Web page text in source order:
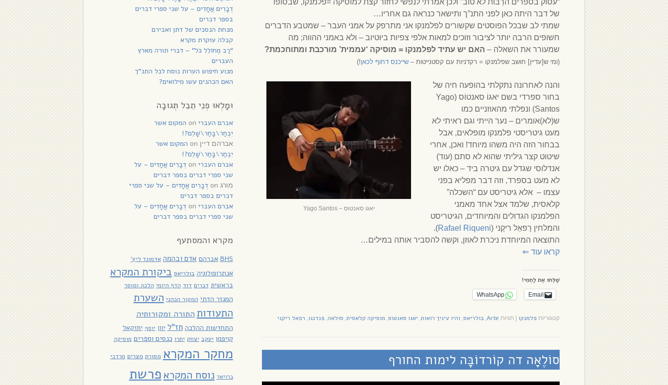
“עסוֹק בספרים הרְבּוֹת לא טוב” ולכן אמרתי לנפשי לחזור קצת למוסיקה =פלמנקו, שבסופו
של דבר היתה כאן לפני התנ”ך ותישאר כנראה גם אחריו…
שמתי לב שבכל הפוסטים שקשורים לפלמנקו אני מתרפק על אמני העבר – שמטבע הדברים
חשופים הרבה יותר לציבור וזוכים למאות אלפי צפיות ביוטיוב – ולא באמני ההווה; מה
שמעורר את השאלה – האם יש עתיד לפלמנקו = מוסיקה ‘עממית’ מורכבת ומתוחכמת?
(ומי ש[עדיין] חושב שפלמנקו = רקדניות עם קסטנייטות – שייכנס דחוף לכאן!)
יאגו סאנטוס – Yago Santos
והנה לאחרונה נתקלתי בהופעה חיה של
בחור ספרדי בשם יאגוֹ סאנטוֹס (Yago
Santos) ונפלתי מהאוזניים כמו
ש(לא)אומרים – נער הייתי וגם ראיתי לא
מעט גיטריסטי פלמנקו מופלאים, אבל
בבחור הזה היה משהו מיוחד! ואכן, אחרי
שיטוט קצר גיליתי שהוא לא סתם (עוד)
אנדלוסי שגדל עם גיטרה ביד – כאלו יש
לא מעט בספרד, וזה דבר מפליא בפני
עצמו – אלא גיטריסט עם “השכלה”
קלאסית, שלמד אצל אחד מאמני
הפלמנקו הגדולים והמיוחדים, הגיטריסט
והמלחין רָפאֵל ריקֶני (Rafael Riqueni
).
התוצאה המיוחדת ניכרת לאוזן, וקשה להסביר אותה במילים…
קראו עוד ⇐
שַׁלְּחוּ אֶת לַחְמִי!
Email
WhatsApp
קטגוריות פלמנקו תגיות Arte
, בולריאס, והיו עיניך רואות, יאגו סאנטוס, מוסיקה קלאסית, סולאה, פנדנגו, רפאל ריקני
סוֹלֶאָה דה קוֹרדוֹבָּה לימות החורף
דְבָרִים אֲחָדִים – על שני ספרי דברים
בספר דברים
מנחת הנסכים של דתן ואבירם
קבלה עוקרת מקרא
“רַב מְחוֹלֵל כֹּל” – דברי תורה מארץ
העברים
מנוע חיפוש הערות נוסח לכל התנ”ך
האם הכהנים עשו מילואים?
וּמָלְאוּ פְנֵי תֵבֵל תְּגוּבָה
אברם העברי
המקום אשר
יִבְחַר\בָּחַר\שָׁלֵם?!
אברהם דיין
המקום אשר
יִבְחַר\בָּחַר\שָׁלֵם?!
אברם העברי
דְבָרִים אֲחָדִים – על
שני ספרי דברים בספר דברים
מורג
דְבָרִים אֲחָדִים – על שני ספרי
דברים בספר דברים
אברם העברי
דְבָרִים אֲחָדִים – על
שני ספרי דברים בספר דברים
מקרא והמסתעף
BHS אברהם אדם ובהמה אדמונד ליץ'
אנתרופולוגיה בולריאס ביקורת המקרא
בראשית דברים דוד הדף היומי הלכה ומוסר
המגזר הדתי המקור הכהני השערת
התעודות התורה ומקורותיה
התחדשות ההלכה חז"ל יוון יוסף יחזקאל
קויפמן יעקב יצחק יתרו כנסים וספרים מוסיקה
מחקר המקרא מסורת מצרים מרדכי
ברויאר נוסח המקרא פרשת